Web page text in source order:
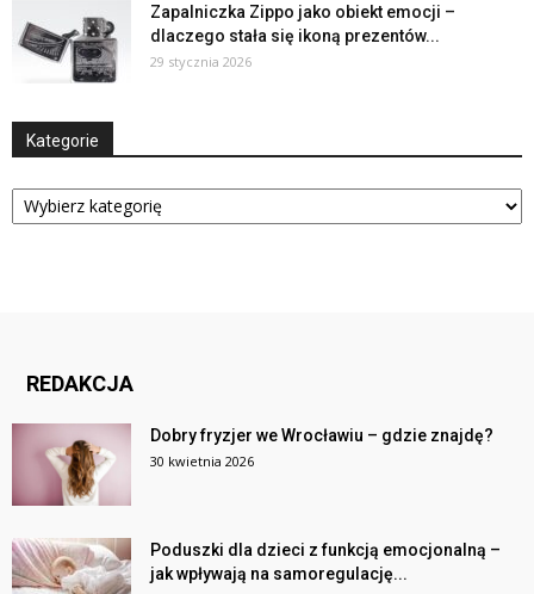
Zapalniczka Zippo jako obiekt emocji –
dlaczego stała się ikoną prezentów...
29 stycznia 2026
Kategorie
Kategorie
REDAKCJA
Dobry fryzjer we Wrocławiu – gdzie znajdę?
30 kwietnia 2026
Poduszki dla dzieci z funkcją emocjonalną –
jak wpływają na samoregulację...